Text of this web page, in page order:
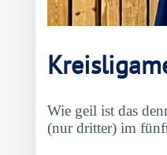
Wie geil ist das
(nur dritter) im